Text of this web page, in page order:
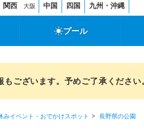
関西 大阪 中国 四国 九州・沖縄
プール
ございます。予めご了承ください。
みイベント・おでかけスポット
長野県の公園